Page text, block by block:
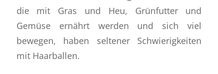
die mit Gras und Heu, Grünfutter und
Gemüse ernährt werden und sich viel
bewegen, haben seltener Schwierigkeiten
mit Haarballen.